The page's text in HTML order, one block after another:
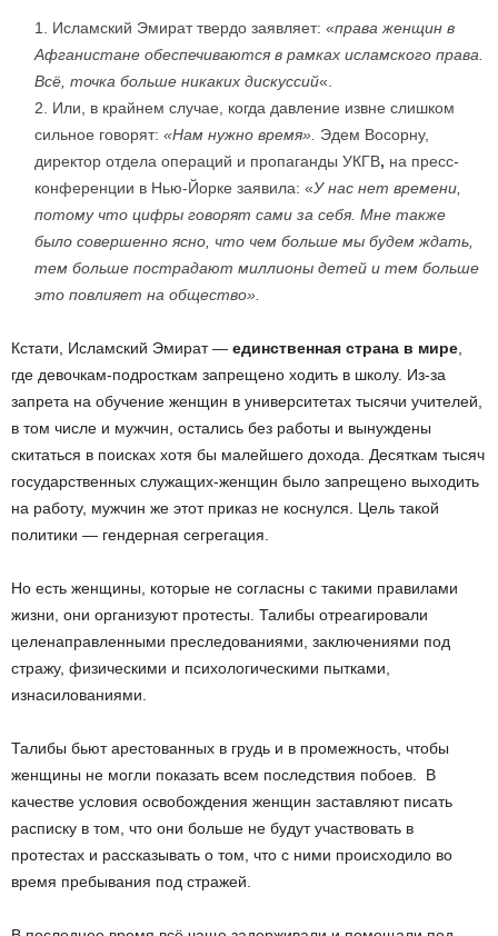
Исламский Эмират твердо заявляет: «права женщин в
Афганистане обеспечиваются в рамках исламского права.
Всё, точка больше никаких дискуссий«.
Или, в крайнем случае, когда давление извне слишком
сильное говорят: «Нам нужно время». Эдем Восорну,
директор отдела операций и пропаганды УКГВ, на пресс-
конференции в Нью-Йорке заявила: «У нас нет времени,
потому что цифры говорят сами за себя. Мне также
было совершенно ясно, что чем больше мы будем ждать,
тем больше пострадают миллионы детей и тем больше
это повлияет на общество».
Кстати, Исламский Эмират — единственная страна в мире
где девочкам-подросткам запрещено ходить в школу. Из-за
запрета на обучение женщин в университетах тысячи учителей,
в том числе и мужчин, остались без работы и вынуждены
скитаться в поисках хотя бы малейшего дохода. Десяткам тысяч
государственных служащих-женщин было запрещено выходить
на работу, мужчин же этот приказ не коснулся. Цель такой
политики — гендерная сегрегация.
Но есть женщины, которые не согласны с такими правилами
жизни, они организуют протесты. Талибы отреагировали
целенаправленными преследованиями, заключениями под
стражу, физическими и психологическими пытками,
изнасилованиями.
Талибы бьют арестованных в грудь и в промежность, чтобы
женщины не могли показать всем последствия побоев. В
качестве условия освобождения женщин заставляют писать
расписку в том, что они больше не будут участвовать в
протестах и рассказывать о том, что с ними происходило во
время пребывания под стражей.